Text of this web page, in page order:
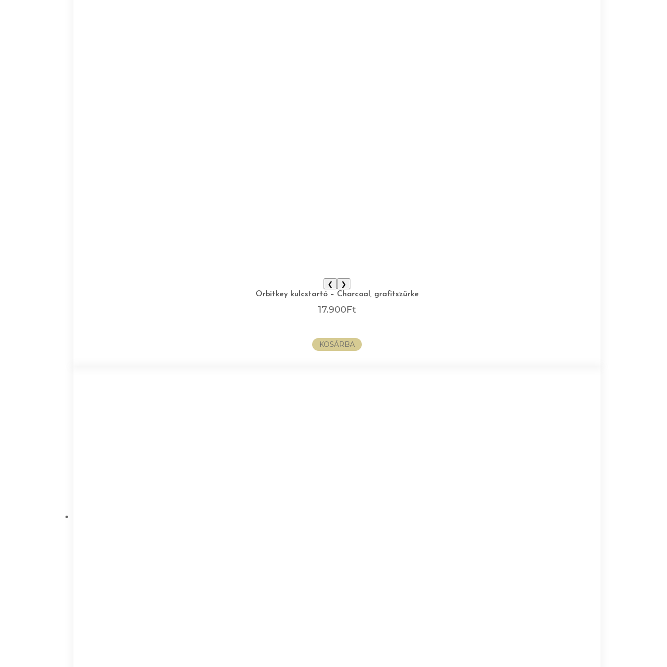
❮
❯
Orbitkey kulcstartó – Charcoal, grafitszürke
17.900Ft
KOSÁRBA